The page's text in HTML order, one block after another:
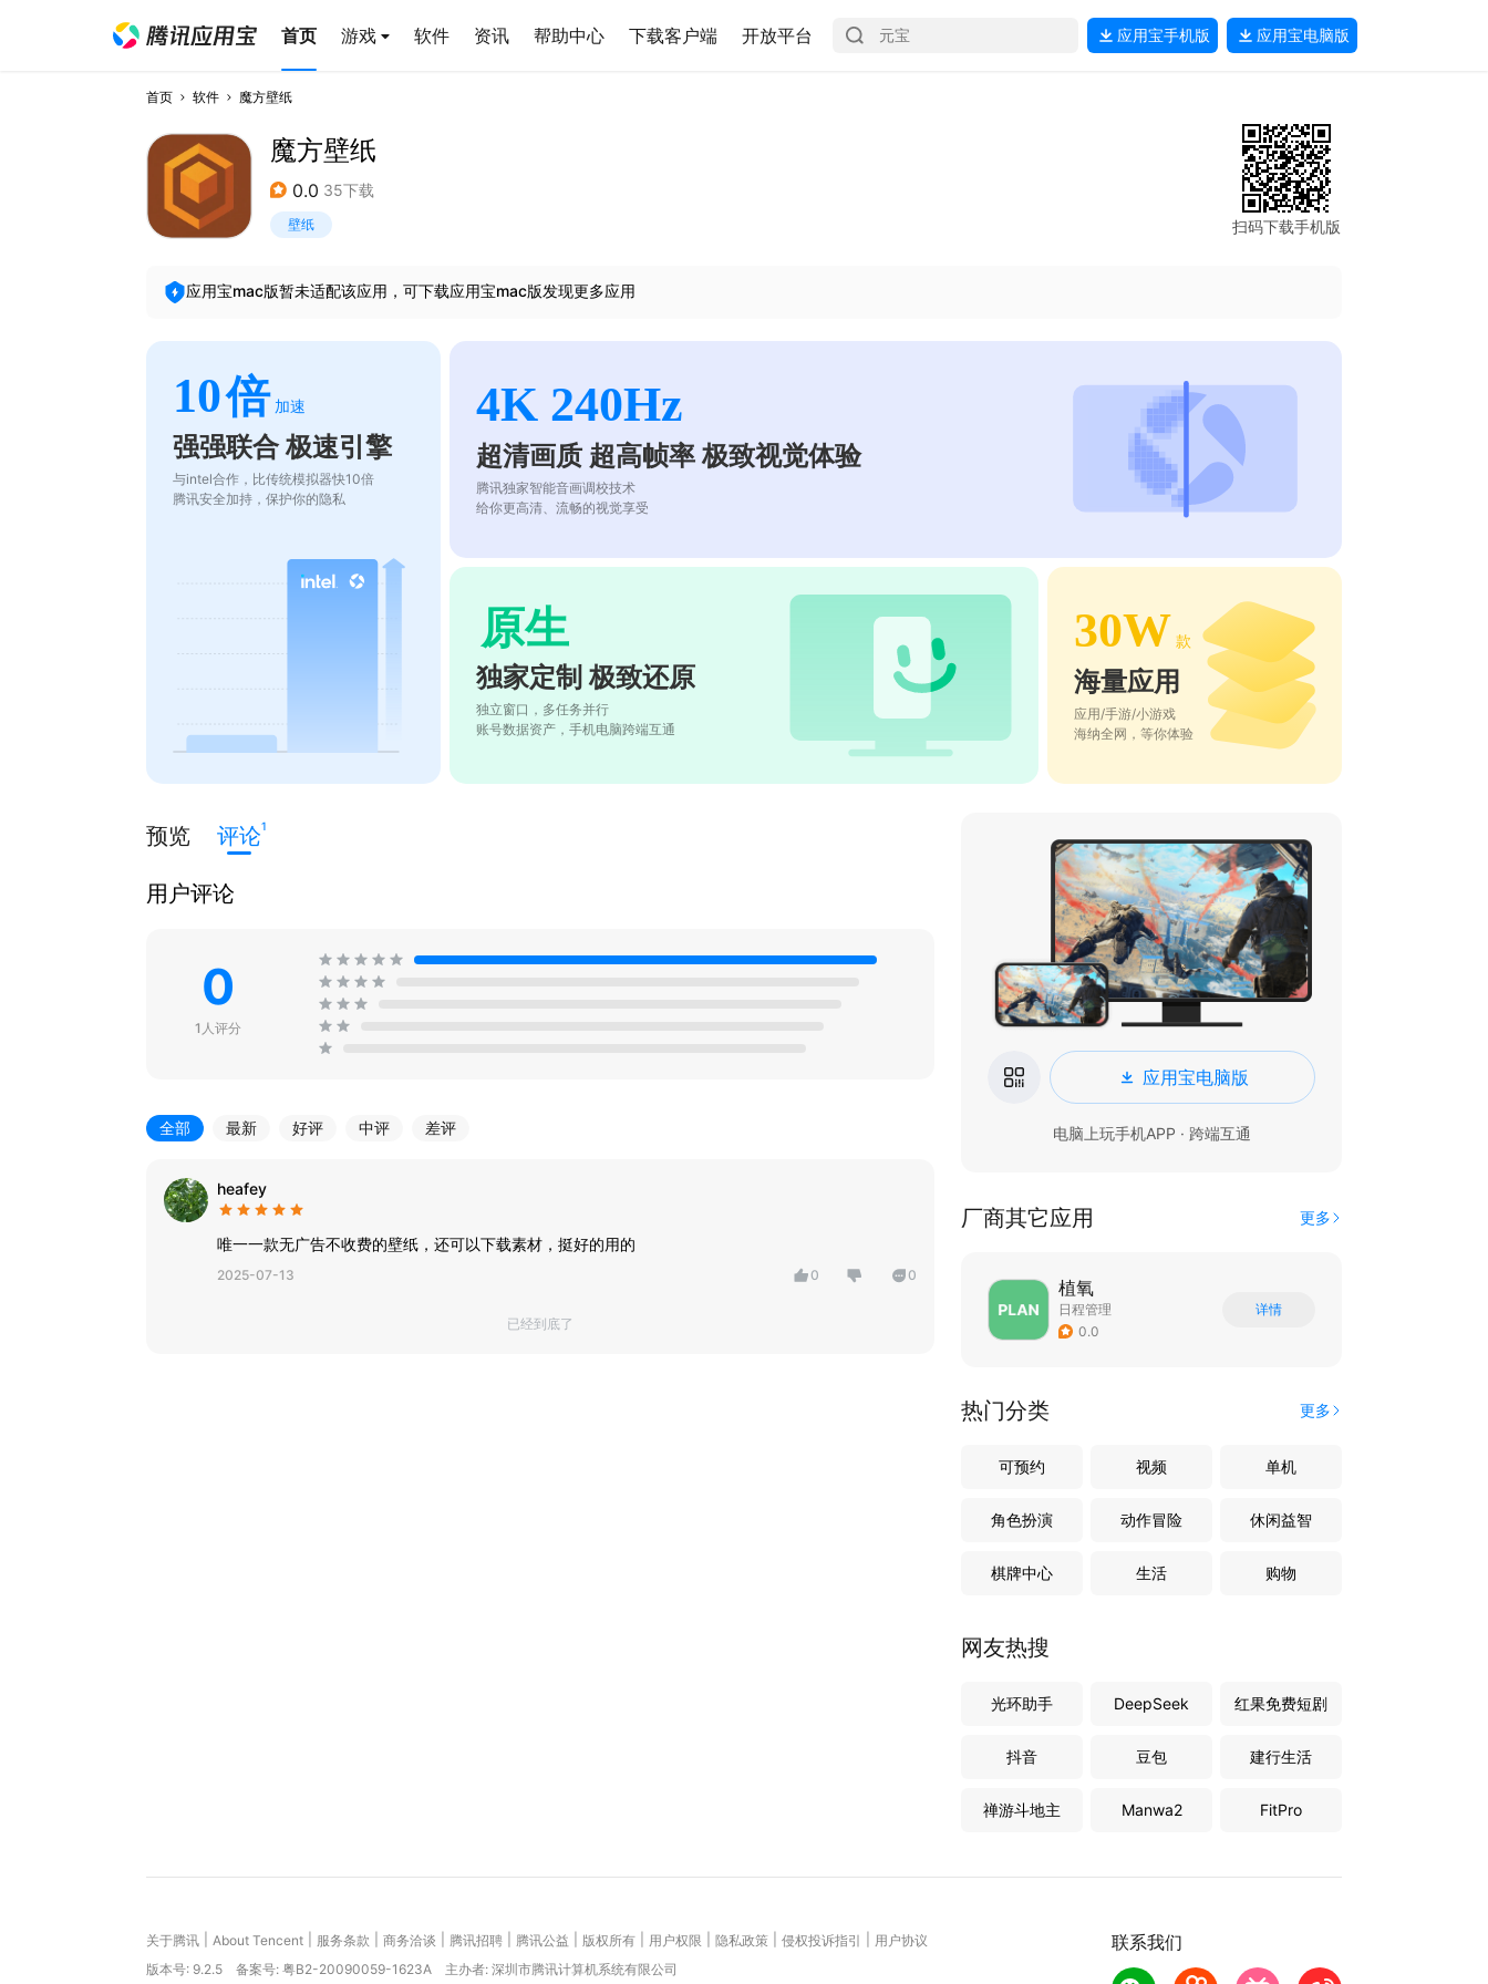
首页 游戏 软件 资讯 帮助中心 下载客户端 开放平台 应用宝手机版 应用宝电脑版
首页 软件 魔方壁纸
魔方壁纸
0.0 35下载
壁纸 扫码下载手机版
应用宝mac版暂未适配该应用，可下载应用宝mac版发现更多应用
10倍 加速
强强联合 极速引擎
与intel合作，比传统模拟器快10倍
腾讯安全加持，保护你的隐私
4K 240Hz
超清画质 超高帧率 极致视觉体验
腾讯独家智能音画调校技术
给你更高清、流畅的视觉享受
原生
独家定制 极致还原
独立窗口，多任务并行
账号数据资产，手机电脑跨端互通
30W 款
海量应用
应用/手游/小游戏
海纳全网，等你体验
预览 评论1
用户评论
0
1人评分
全部 最新 好评 中评 差评
heafey
唯一一款无广告不收费的壁纸，还可以下载素材，挺好的用的
2025-07-13 0 0
已经到底了
应用宝电脑版
电脑上玩手机APP · 跨端互通
厂商其它应用 更多
植氧
日程管理
0.0
详情
热门分类 更多
可预约 视频 单机
角色扮演 动作冒险 休闲益智
棋牌中心 生活 购物
网友热搜
光环助手 DeepSeek 红果免费短剧
抖音 豆包 建行生活
禅游斗地主 Manwa2 FitPro
联系我们
关于腾讯 About Tencent 服务条款 商务洽谈 腾讯招聘 腾讯公益 版权所有 用户权限 隐私政策 侵权投诉指引
用户协议
版本号: 9.2.5 备案号: 粤B2-20090059-1623A 主办者: 深圳市腾讯计算机系统有限公司